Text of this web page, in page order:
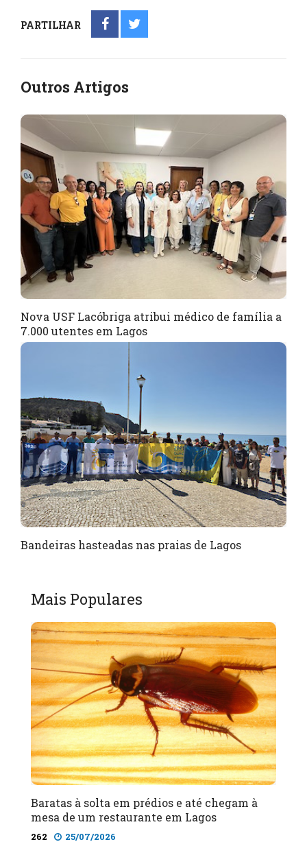
PARTILHAR
Outros Artigos
Nova USF Lacóbriga atribui médico de família a
7.000 utentes em Lagos
Bandeiras hasteadas nas praias de Lagos
Mais Populares
Baratas à solta em prédios e até chegam à
mesa de um restaurante em Lagos
262 25/07/2026